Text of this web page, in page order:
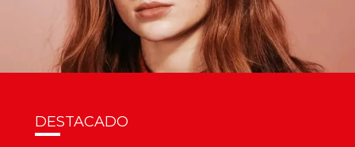
DESTACADO